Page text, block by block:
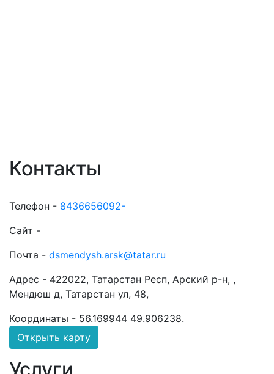
Контакты
Телефон - 8436656092-
Сайт -
Почта - dsmendysh.arsk@tatar.ru
Адрес - 422022, Татарстан Респ, Арский р-н, ,
Мендюш д, Татарстан ул, 48,
Координаты - 56.169944 49.906238.
Открыть карту